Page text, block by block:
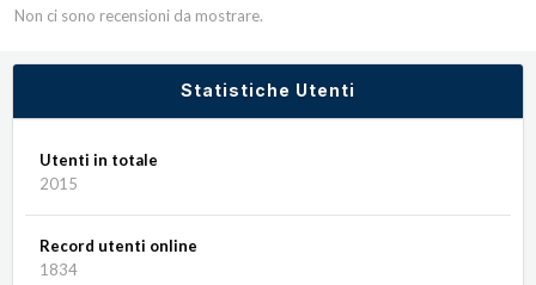
Non ci sono recensioni da mostrare.
Statistiche Utenti
Utenti in totale
2015
Record utenti online
1834